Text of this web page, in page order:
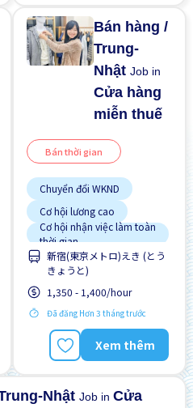
Ưu tiên nữ giới
Bán hàng /
Trung-
NhậtJob in
Cửa hàng
miễn thuế
Bán thời gian
Chuyển đổi WKND
Cơ hội lương cao
Cơ hội nhận việc làm toàn
thời gian
Gần ga tàu
Giao dịch đã thanh toán
Hướng dẫn đào tạo dành
cho người ngoại quốc
Lao động người nước
ngoài
新宿(東京メトロ)えき (とう
きょうと)
1,350 - 1,400/hour
Đã đăng Hơn 3 tháng trước
Xem thêm
NhậtJob inCửa